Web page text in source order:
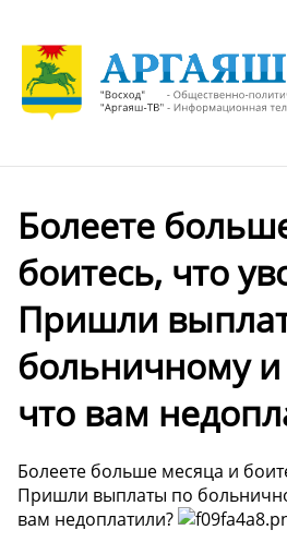
Болеете
боитесь, что
Пришли
больничному и
что вам
Болеете больше месяца и
Пришли выплаты по
вам недоплатили?